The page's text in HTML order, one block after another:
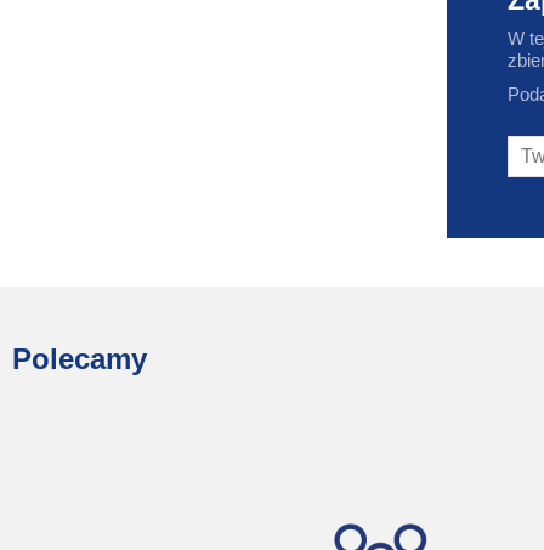
W
Polecamy